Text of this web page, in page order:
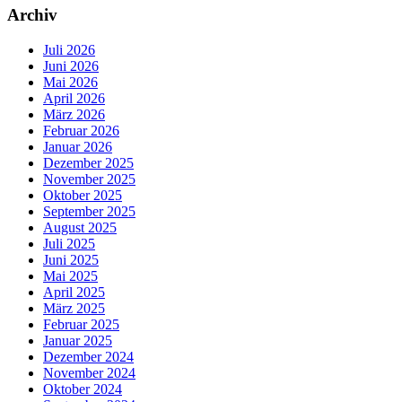
Archiv
Juli 2026
Juni 2026
Mai 2026
April 2026
März 2026
Februar 2026
Januar 2026
Dezember 2025
November 2025
Oktober 2025
September 2025
August 2025
Juli 2025
Juni 2025
Mai 2025
April 2025
März 2025
Februar 2025
Januar 2025
Dezember 2024
November 2024
Oktober 2024